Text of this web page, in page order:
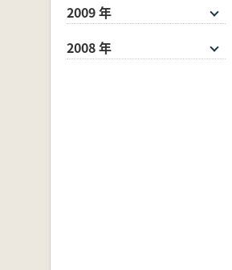
2009 年
2008 年